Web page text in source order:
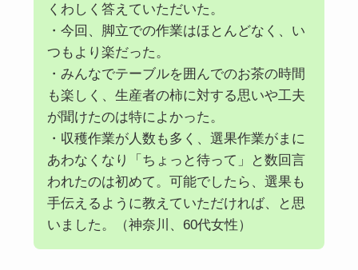
くわしく答えていただいた。
・今回、脚立での作業はほとんどなく、い
つもより楽だった。
・みんなでテーブルを囲んでのお茶の時間
も楽しく、生産者の柿に対する思いや工夫
が聞けたのは特によかった。
・収穫作業が人数も多く、選果作業がまに
あわなくなり「ちょっと待って」と数回言
われたのは初めて。可能でしたら、選果も
手伝えるように教えていただければ、と思
いました。（神奈川、60代女性）